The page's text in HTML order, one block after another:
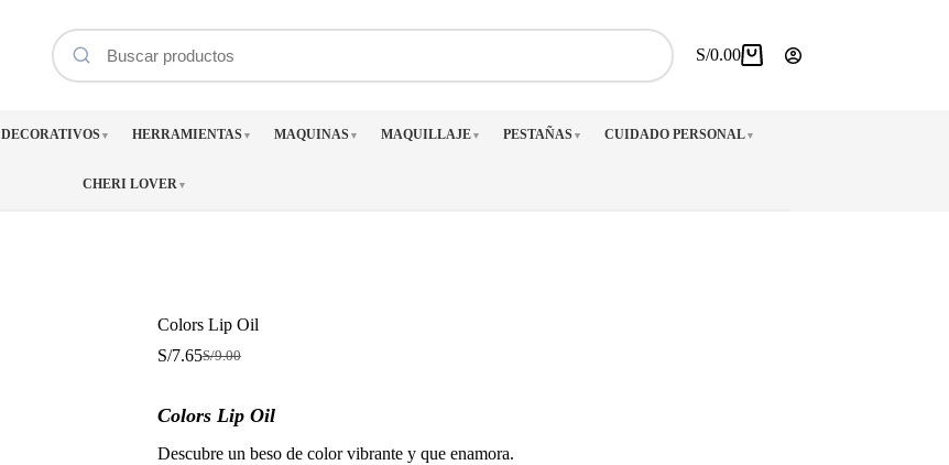
Carro
S/0.00
DECORATIVOS ▼ HERRAMIENTAS ▼ MAQUINAS ▼ MAQUILLAJE ▼ PESTAÑAS ▼ CUIDADO PERSONAL ▼
CHERI LOVER ▼
Colors Lip Oil
S/9.00
El
era:
S/9.00.
S/7.65El
es:
S/7.65.
Colors Lip Oil
Descubre un beso de color vibrante y que enamora.